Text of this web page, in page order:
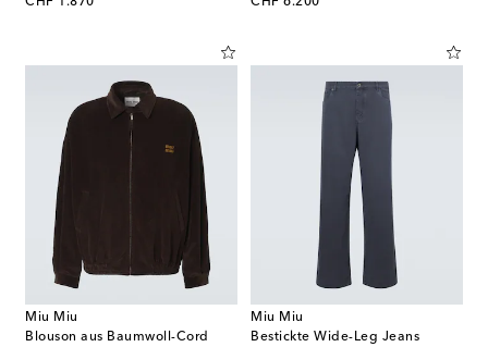
Miu Miu
Blouson aus Baumwoll-Cord
Miu Miu
Bestickte Wide-Leg Jeans